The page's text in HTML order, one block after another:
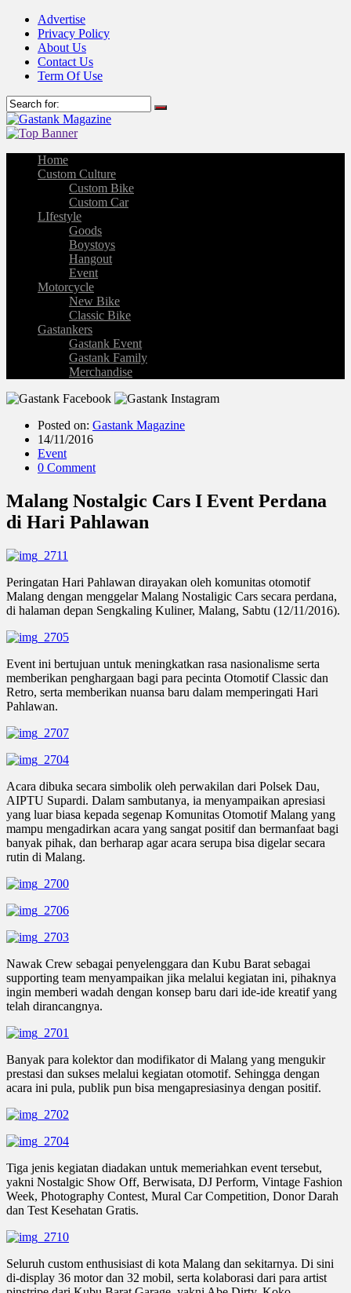
Advertise
Privacy Policy
About Us
Contact Us
Term Of Use
Home
Custom Culture
Custom Bike
Custom Car
LIfestyle
Goods
Boystoys
Hangout
Event
Motorcycle
New Bike
Classic Bike
Gastankers
Gastank Event
Gastank Family
Merchandise
Posted on: Gastank Magazine
14/11/2016
Event
0 Comment
Malang Nostalgic Cars I Event Perdana
di Hari Pahlawan
Peringatan Hari Pahlawan dirayakan oleh komunitas otomotif
Malang dengan menggelar Malang Nostaligic Cars secara perdana,
di halaman depan Sengkaling Kuliner, Malang, Sabtu (12/11/2016).
Event ini bertujuan untuk meningkatkan rasa nasionalisme serta
memberikan penghargaan bagi para pecinta Otomotif Classic dan
Retro, serta memberikan nuansa baru dalam memperingati Hari
Pahlawan.
Acara dibuka secara simbolik oleh perwakilan dari Polsek Dau,
AIPTU Supardi. Dalam sambutanya, ia menyampaikan apresiasi
yang luar biasa kepada segenap Komunitas Otomotif Malang yang
mampu mengadirkan acara yang sangat positif dan bermanfaat bagi
banyak pihak, dan berharap agar acara serupa bisa digelar secara
rutin di Malang.
Nawak Crew sebagai penyelenggara dan Kubu Barat sebagai
supporting team menyampaikan jika melalui kegiatan ini, pihaknya
ingin memberi wadah dengan konsep baru dari ide-ide kreatif yang
telah dirancangnya.
Banyak para kolektor dan modifikator di Malang yang mengukir
prestasi dan sukses melalui kegiatan otomotif. Sehingga dengan
acara ini pula, publik pun bisa mengapresiasinya dengan positif.
Tiga jenis kegiatan diadakan untuk memeriahkan event tersebut,
yakni Nostalgic Show Off, Berwisata, DJ Perform, Vintage Fashion
Week, Photography Contest, Mural Car Competition, Donor Darah
dan Test Kesehatan Gratis.
Seluruh custom enthusisiast di kota Malang dan sekitarnya. Di sini
di-display 36 motor dan 32 mobil, serta kolaborasi dari para artist